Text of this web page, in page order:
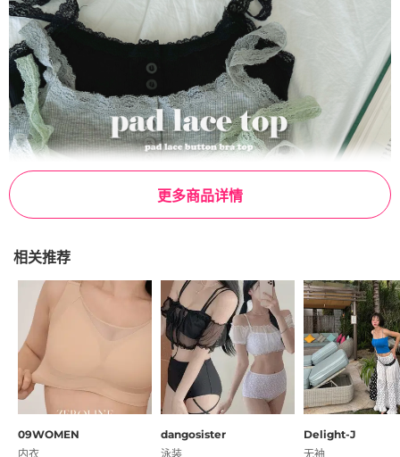
更多商品详情
相关推荐
09WOMEN
内衣
dangosister
泳装
Delight-J
无袖